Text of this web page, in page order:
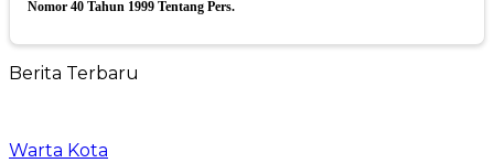
Nomor 40 Tahun 1999 Tentang Pers.
Berita Terbaru
Warta Kota